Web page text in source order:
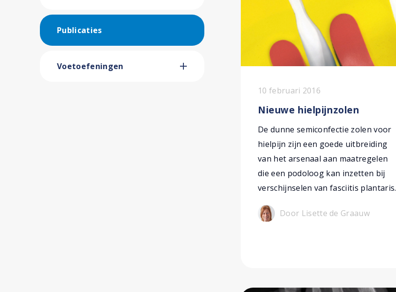
Publicaties
Voetoefeningen
10 februari 2016
Nieuwe hielpijnzolen
De dunne semiconfectie zolen voor
hielpijn zijn een goede uitbreiding
van het arsenaal aan maatregelen
die een podoloog kan inzetten bij
verschijnselen van fasciitis plantaris.
Door Lisette de Graauw